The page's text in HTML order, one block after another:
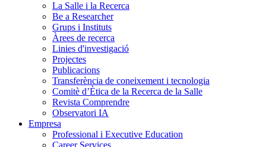
La Salle i la Recerca
Be a Researcher
Grups i Instituts
Àrees de recerca
Linies d'investigació
Projectes
Publicacions
Transferència de coneixement i tecnologia
Comitè d’Ètica de la Recerca de la Salle
Revista Comprendre
Observatori IA
Empresa
Professional i Executive Education
Career Services